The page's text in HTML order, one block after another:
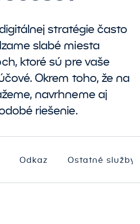
stratégie často
slabé miesta
ktoré sú pre vaše
Okrem toho, že na
navrhneme aj
riešenie.
Odkaz Ostatné služby